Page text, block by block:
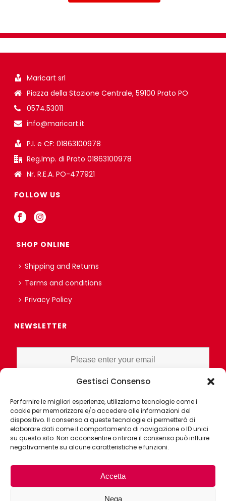
Gestisci Consenso
Per fornire le migliori esperienze, utilizziamo tecnologie come i
cookie per memorizzare e/o accedere alle informazioni del
dispositivo. Il consenso a queste tecnologie ci permetterà di
elaborare dati come il comportamento di navigazione o ID unici
su questo sito. Non acconsentire o ritirare il consenso può influire
negativamente su alcune caratteristiche e funzioni.
Accetta
Nega
Maricart srl
Piazza della Stazione Centrale, 59100 Prato PO
0574.53011
info@maricart.it
P.I. e CF: 01863100978
Reg.Imp. di Prato 01863100978
Nr. R.E.A. PO-477921
FOLLOW US
SHOP ONLINE
Shipping and Returns
Terms and conditions
Privacy Policy
NEWSLETTER
THE REGULATION AND GRANT CONSENT FOR PROFILING OR
MARKET RESEARCH PURPOSES ALSO WITH THE AID OF
ELECTRONIC INSTRUMENTS, AIMED AT ANALYZING HABITS OR
CONSUMER CHOICES OF THE INTERESTED PARTY